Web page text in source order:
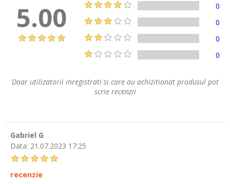
5.00
0
0
0
0
Doar utilizatorii inregistrati si care au achizitionat produsul pot
scrie recenzii
Gabriel G
Data: 21.07.2023 17:25
recenzie